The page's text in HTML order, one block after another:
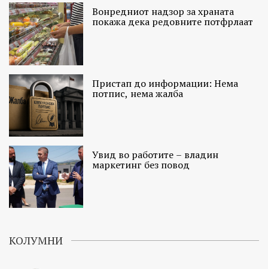
Вонредниот надзор за храната
покажа дека редовните потфрлаат
Пристап до информации: Нема
потпис, нема жалба
Увид во работите – владин
маркетинг без повод
КОЛУМНИ